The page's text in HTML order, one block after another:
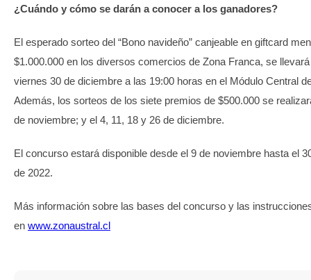
¿Cuándo y cómo se darán a conocer a los ganadores?
El esperado sorteo del “Bono navideño” canjeable en giftcard
$1.000.000 en los diversos comercios de Zona Franca, se
viernes 30 de diciembre a las 19:00 horas en el Módulo Central
Además, los sorteos de los siete premios de $500.000 se
de noviembre; y el 4, 11, 18 y 26 de diciembre.
El concurso estará disponible desde el 9 de noviembre hasta el
de 2022.
Más información sobre las bases del concurso y las
en www.zonaustral.cl